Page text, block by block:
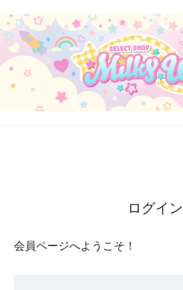
ログイン
会員ページへようこそ！